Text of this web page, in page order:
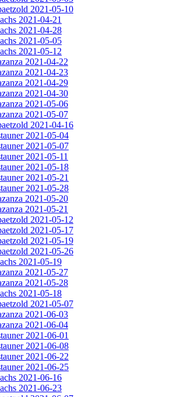
2021-05-10
2021-04-21
2021-04-28
2021-05-05
2021-05-12
2021-04-22
2021-04-23
2021-04-29
2021-04-30
2021-05-06
2021-05-07
2021-04-16
2021-05-04
2021-05-07
2021-05-11
2021-05-18
2021-05-21
2021-05-28
2021-05-20
2021-05-21
2021-05-12
2021-05-17
2021-05-19
2021-05-26
2021-05-19
2021-05-27
2021-05-28
2021-05-18
2021-05-07
2021-06-03
2021-06-04
2021-06-01
2021-06-08
2021-06-22
2021-06-25
2021-06-16
2021-06-23